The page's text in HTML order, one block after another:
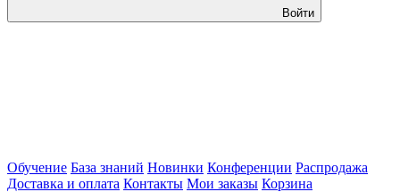
Войти
Обучение База знаний Новинки Конференции Распродажа
Доставка и оплата Контакты Мои заказы Корзина